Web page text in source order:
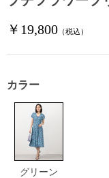
￥19,800 （税込）
カラー
グリーン